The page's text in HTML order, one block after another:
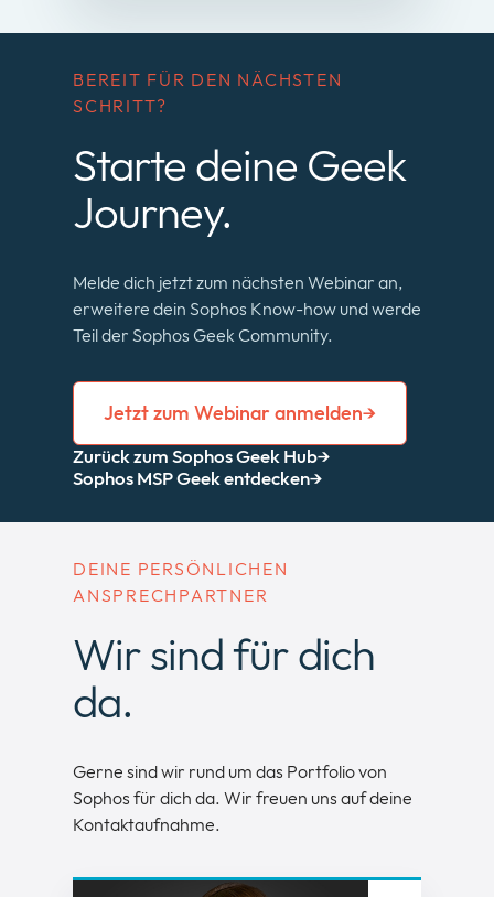
BEREIT FÜR DEN NÄCHSTEN
SCHRITT?
Starte deine Geek
Journey.
Melde dich jetzt zum nächsten Webinar an,
erweitere dein Sophos Know-how und werde
Teil der Sophos Geek Community.
Jetzt zum Webinar anmelden
Zurück zum Sophos Geek Hub
Sophos MSP Geek entdecken
DEINE PERSÖNLICHEN
ANSPRECHPARTNER
Wir sind für dich
da.
Gerne sind wir rund um das Portfolio von
Sophos für dich da. Wir freuen uns auf deine
Kontaktaufnahme.